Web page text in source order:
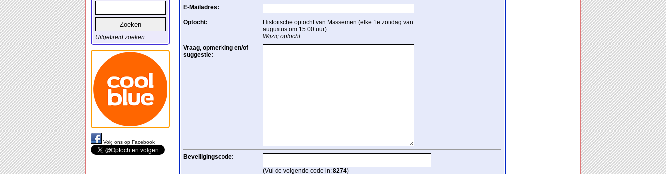
E-Mailadres:
Optocht:
Historische optocht van Massemen (elke 1e zondag van
augustus om 15:00 uur)
Wijzig optocht
Vraag, opmerking en/of
suggestie:
Beveiligingscode:
(Vul de volgende code in: 8274)
Uitgebreid zoeken
Volg ons op Facebook